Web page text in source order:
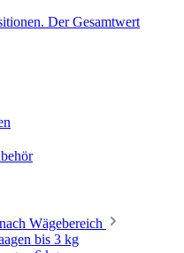
Der Gesamtwert
Wägebereich
bis 3 kg